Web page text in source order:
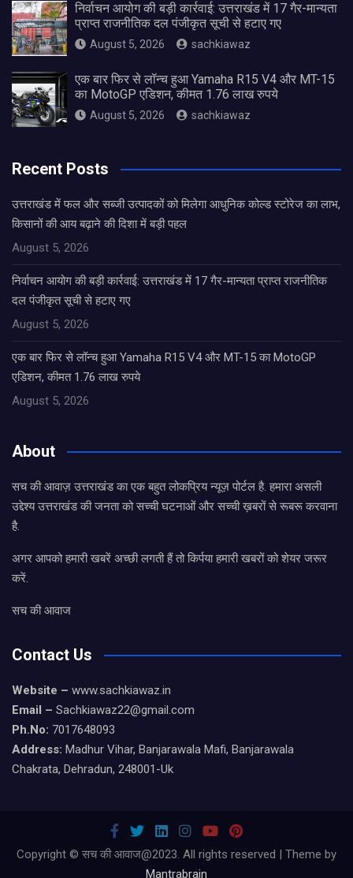
निर्वाचन आयोग की बड़ी कार्रवाई: उत्तराखंड में 17 गैर-मान्यता
प्राप्त राजनीतिक दल पंजीकृत सूची से हटाए गए
August 5, 2026 sachkiawaz
एक बार फिर से लॉन्च हुआ Yamaha R15 V4 और MT-15
का MotoGP एडिशन, कीमत 1.76 लाख रुपये
August 5, 2026 sachkiawaz
Recent Posts
उत्तराखंड में फल और सब्जी उत्पादकों को मिलेगा आधुनिक कोल्ड स्टोरेज का लाभ,
किसानों की आय बढ़ाने की दिशा में बड़ी पहल
August 5, 2026
निर्वाचन आयोग की बड़ी कार्रवाई: उत्तराखंड में 17 गैर-मान्यता प्राप्त राजनीतिक
दल पंजीकृत सूची से हटाए गए
August 5, 2026
एक बार फिर से लॉन्च हुआ Yamaha R15 V4 और MT-15 का MotoGP
एडिशन, कीमत 1.76 लाख रुपये
August 5, 2026
About
सच की आवाज़ उत्तराखंड का एक बहुत लोकप्रिय न्यूज़ पोर्टल है. हमारा असली
उद्देश्य उत्तराखंड की जनता को सच्ची घटनाओं और सच्ची ख़बरों से रूबरू करवाना
है.
अगर आपको हमारी खबरें अच्छी लगती हैं तो किर्पया हमारी खबरों को शेयर जरूर
करें.
सच की आवाज
Contact Us
Website – www.sachkiawaz.in
Email – Sachkiawaz22@gmail.com
Ph.No: 7017648093
Address: Madhur Vihar, Banjarawala Mafi, Banjarawala
Chakrata, Dehradun, 248001-Uk
Copyright © सच की आवाज@2023. All rights reserved | Theme by
Mantrabrain